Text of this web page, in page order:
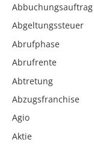
Abbuchungsauftrag
Abgeltungssteuer
Abrufphase
Abrufrente
Abtretung
Abzugsfranchise
Agio
Aktie